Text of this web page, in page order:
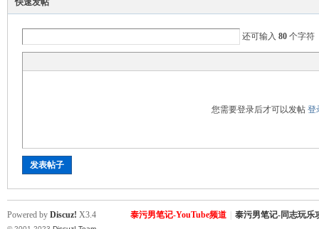
快速发帖
还可输入 80个字符
您需要登录后才可以发帖登
发表帖子
泰污男笔记-YouTube频道 泰污男笔记-同志玩乐
Powered by Discuz! X3.4